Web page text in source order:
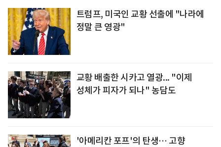
트럼프, 미국인 교황 선출에 "나라에
정말 큰 영광"
교황 배출한 시카고 열광... "이제
성체가 피자가 되나" 농담도
'아메리칸 포프'의 탄생… 고향